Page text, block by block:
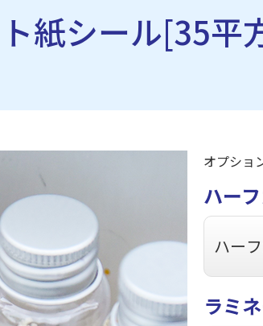
紙シール[35平
オプショ
ハー
ラミ